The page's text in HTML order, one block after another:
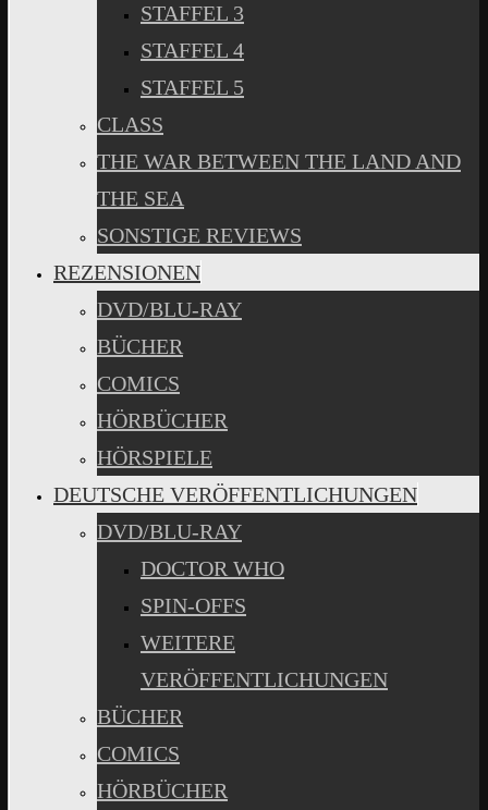
STAFFEL 3
STAFFEL 4
STAFFEL 5
CLASS
THE WAR BETWEEN THE LAND AND
THE SEA
SONSTIGE REVIEWS
REZENSIONEN
DVD/BLU-RAY
BÜCHER
COMICS
HÖRBÜCHER
HÖRSPIELE
DEUTSCHE VERÖFFENTLICHUNGEN
DVD/BLU-RAY
DOCTOR WHO
SPIN-OFFS
WEITERE
VERÖFFENTLICHUNGEN
BÜCHER
COMICS
HÖRBÜCHER